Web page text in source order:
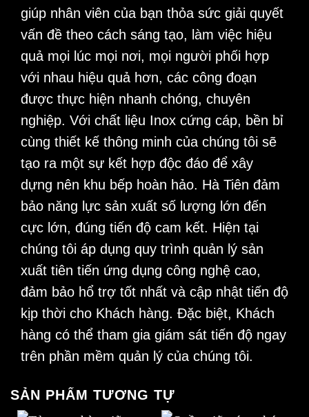
giúp nhân viên của bạn thỏa sức giải quyết
vấn đề theo cách sáng tạo, làm việc hiệu
quả mọi lúc mọi nơi, mọi người phối hợp
với nhau hiệu quả hơn, các công đoạn
được thực hiện nhanh chóng, chuyên
nghiệp. Với chất liệu Inox cứng cáp, bền bỉ
cùng thiết kế thông minh của chúng tôi sẽ
tạo ra một sự kết hợp độc đáo để xây
dựng nên khu bếp hoàn hảo. Hà Tiên đảm
bảo năng lực sản xuất số lượng lớn đến
cực lớn, đúng tiến độ cam kết. Hiện tại
chúng tôi áp dụng quy trình quản lý sản
xuất tiên tiến ứng dụng công nghệ cao,
đảm bảo hổ trợ tốt nhất và cập nhật tiến độ
kịp thời cho Khách hàng. Đặc biệt, Khách
hàng có thể tham gia giám sát tiến độ ngay
trên phần mềm quản lý của chúng tôi.
SẢN PHẨM TƯƠNG TỰ